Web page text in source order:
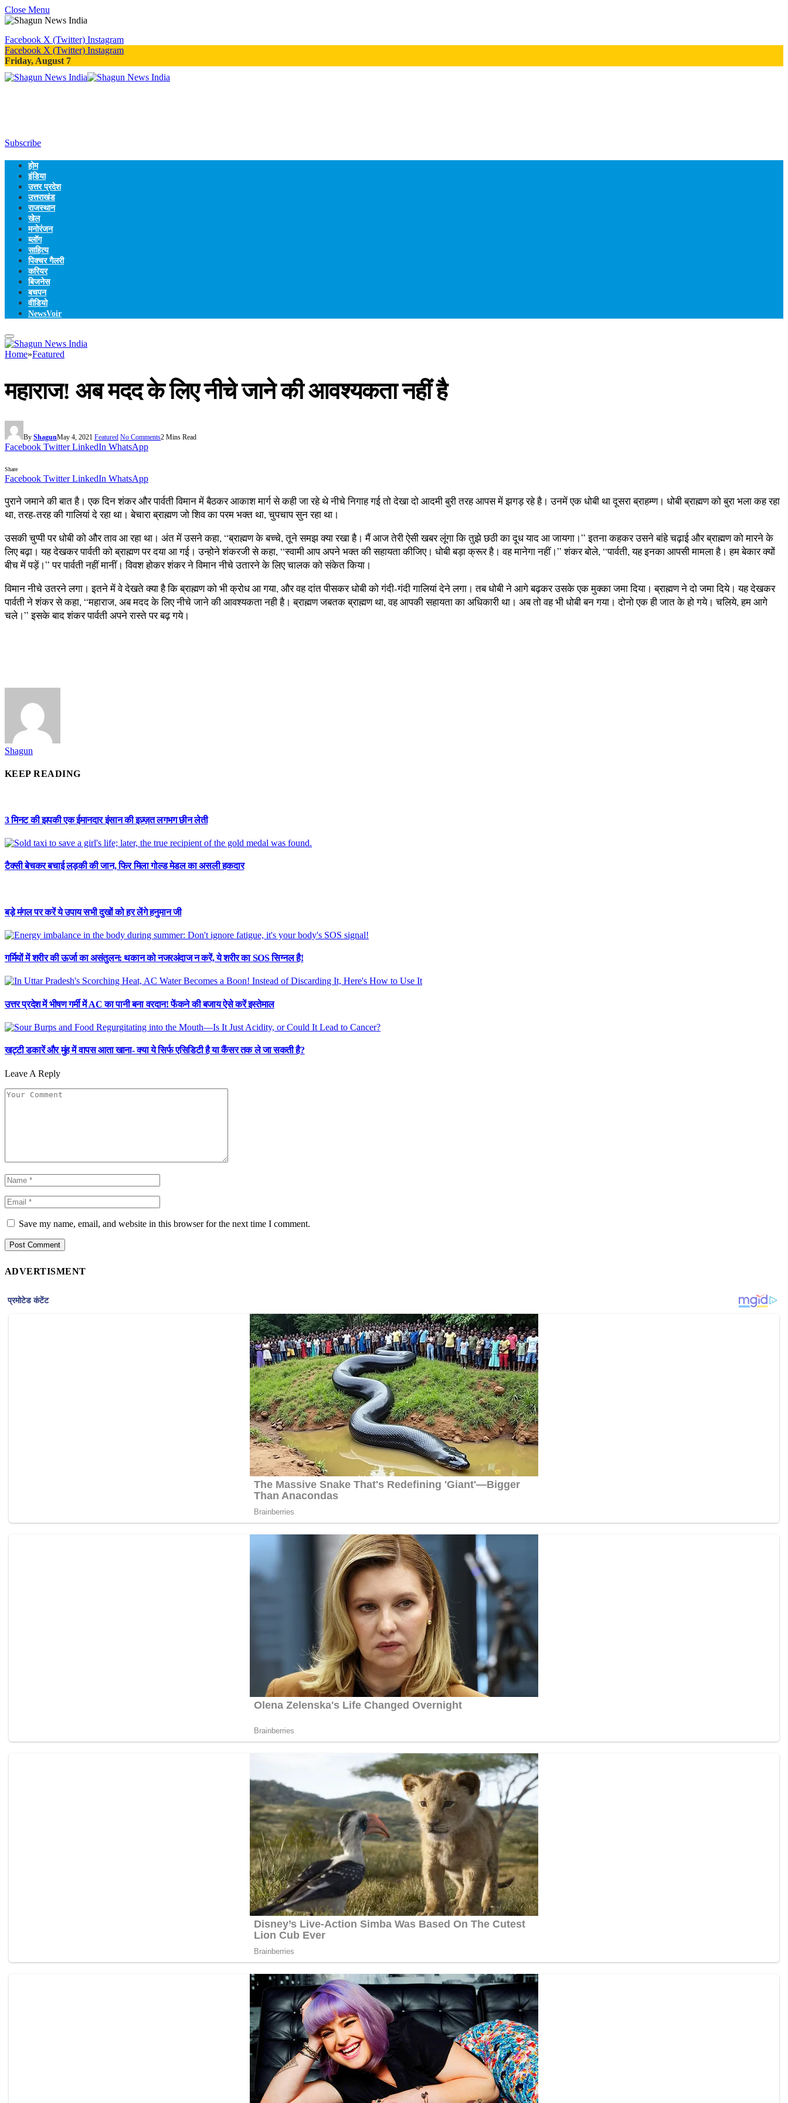
Close Menu
Facebook X (Twitter) Instagram
Facebook X (Twitter) Instagram
Friday, August 7
Subscribe
होम
इंडिया
उत्तर प्रदेश
उत्तराखंड
राजस्थान
खेल
मनोरंजन
ब्लॉग
साहित्य
पिक्चर गैलरी
करियर
बिजनेस
बचपन
वीडियो
NewsVoir
Home»Featured
महाराज! अब मदद के लिए नीचे जाने की आवश्यकता नहीं है
By ShagunMay 4, 2021 Featured No Comments2 Mins Read
Facebook Twitter LinkedIn WhatsApp
Share
Facebook Twitter LinkedIn WhatsApp
पुराने जमाने की बात है। एक दिन शंकर और पार्वती विमान में बैठकर आकाश मार्ग से कही जा रहे थे नीचे निगाह गई तो देखा दो आदमी बुरी तरह आपस में झगड़ रहे है। उनमें एक धोबी था दूसरा ब्राहम्ण। धोबी ब्राह्मण को बुरा भला कह रहा
था, तरह-तरह की गालियां दे रहा था। बेचारा ब्राह्मण जो शिव का परम भक्त था, चुपचाप सुन रहा था।
उसकी चुप्पी पर धोबी को और ताव आ रहा था। अंत में उसने कहा, “ब्राह्मण के बच्चे, तूने समझ क्या रखा है। मैं आज तेरी ऐसी खबर लूंगा कि तुझे छठी का दूध याद आ जायगा।” इतना कहकर उसने बांहे चढ़ाई और ब्राह्मण को मारने के
लिए बढ़ा। यह देखकर पार्वती को ब्राह्मण पर दया आ गई। उन्होने शंकरजी से कहा, “स्वामी आप अपने भक्त की सहायता कीजिए। धोबी बड़ा क्रूर है। वह मानेगा नहीं।” शंकर बोले, “पार्वती, यह इनका आपसी मामला है। हम बेकार क्यों
बीच में पड़ें।” पर पार्वती नहीं मानीं। विवश होकर शंकर ने विमान नीचे उतारने के लिए चालक को संकेत किया।
विमान नीचे उतरने लगा। इतने में वे देखते क्या है कि ब्राह्मण को भी क्रोध आ गया, और वह दांत पीसकर धोबी को गंदी-गंदी गालियां देने लगा। तब धोबी ने आगे बढ़कर उसके एक मुक्का जमा दिया। ब्राह्मण ने दो जमा दिये। यह देखकर
पार्वती ने शंकर से कहा, “महाराज, अब मदद के लिए नीचे जाने की आवश्यकता नही है। ब्राह्मण जबतक ब्राह्मण था, वह आपकी सहायता का अधिकारी था। अब तो वह भी धोबी बन गया। दोनो एक ही जात के हो गये। चलिये, हम आगे
चले।” इसके बाद शंकर पार्वती अपने रास्ते पर बढ़ गये।
Shagun
KEEP READING
3 मिनट की झपकी एक ईमानदार इंसान की इज़्ज़त लगभग छीन लेती
टैक्सी बेचकर बचाई लड़की की जान, फिर मिला गोल्ड मेडल का असली हकदार
बड़े मंगल पर करें ये उपाय सभी दुखों को हर लेंगे हनुमान जी
गर्मियों में शरीर की ऊर्जा का असंतुलन: थकान को नजरअंदाज न करें, ये शरीर का SOS सिग्नल है!
उत्तर प्रदेश में भीषण गर्मी में AC का पानी बना वरदान! फेंकने की बजाय ऐसे करें इस्तेमाल
खट्टी डकारें और मुंह में वापस आता खाना- क्या ये सिर्फ एसिडिटी है या कैंसर तक ले जा सकती है?
Leave A Reply
Save my name, email, and website in this browser for the next time I comment.
ADVERTISMENT